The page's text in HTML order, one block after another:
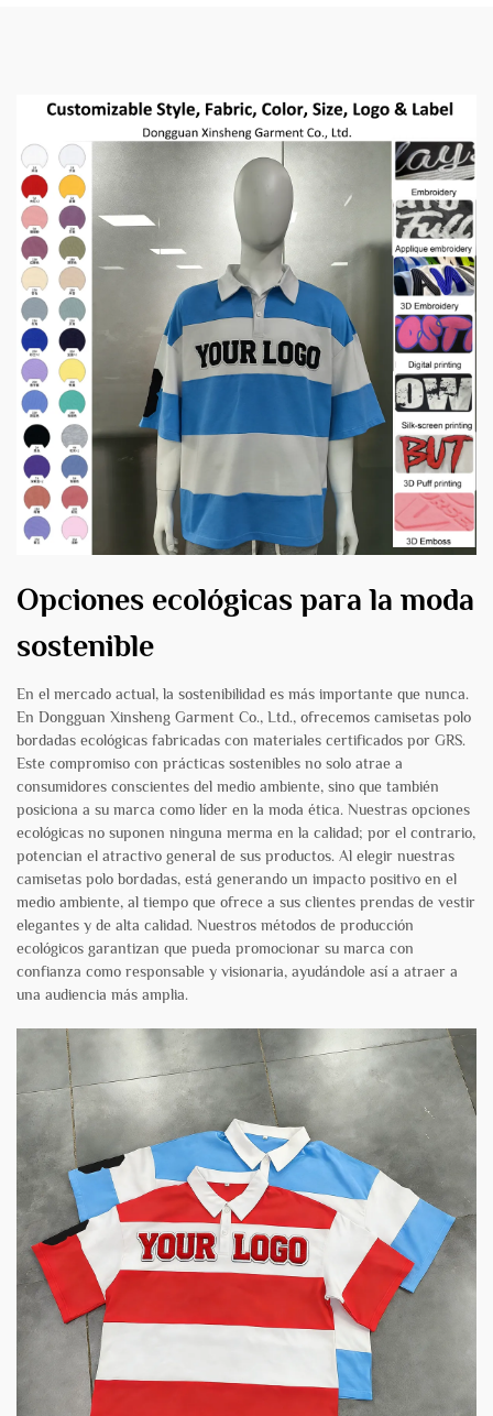
Opciones ecológicas para la moda
sostenible
En el mercado actual, la sostenibilidad es más importante que nunca.
En Dongguan Xinsheng Garment Co., Ltd., ofrecemos camisetas polo
bordadas ecológicas fabricadas con materiales certificados por GRS.
Este compromiso con prácticas sostenibles no solo atrae a
consumidores conscientes del medio ambiente, sino que también
posiciona a su marca como líder en la moda ética. Nuestras opciones
ecológicas no suponen ninguna merma en la calidad; por el contrario,
potencian el atractivo general de sus productos. Al elegir nuestras
camisetas polo bordadas, está generando un impacto positivo en el
medio ambiente, al tiempo que ofrece a sus clientes prendas de vestir
elegantes y de alta calidad. Nuestros métodos de producción
ecológicos garantizan que pueda promocionar su marca con
confianza como responsable y visionaria, ayudándole así a atraer a
una audiencia más amplia.